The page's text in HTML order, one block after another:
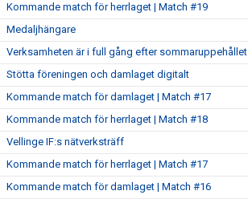
Kommande match för herrlaget | Match #19
Medaljhängare
Verksamheten är i full gång efter sommaruppehållet
Stötta föreningen och damlaget digitalt
Kommande match för damlaget | Match #17
Kommande match för herrlaget | Match #18
Vellinge IF:s nätverksträff
Kommande match för herrlaget | Match #17
Kommande match för damlaget | Match #16